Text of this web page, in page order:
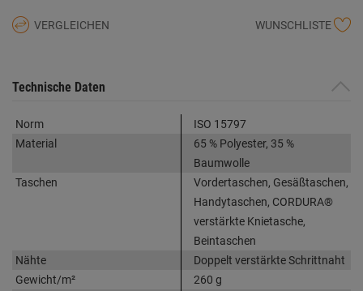
VERGLEICHEN WUNSCHLISTE
Technische Daten
Norm
ISO 15797
Material
65 % Polyester, 35 %
Baumwolle
Taschen
Vordertaschen, Gesäßtaschen,
Handytaschen, CORDURA®
verstärkte Knietasche,
Beintaschen
Nähte
Doppelt verstärkte Schrittnaht
Gewicht/m²
260 g